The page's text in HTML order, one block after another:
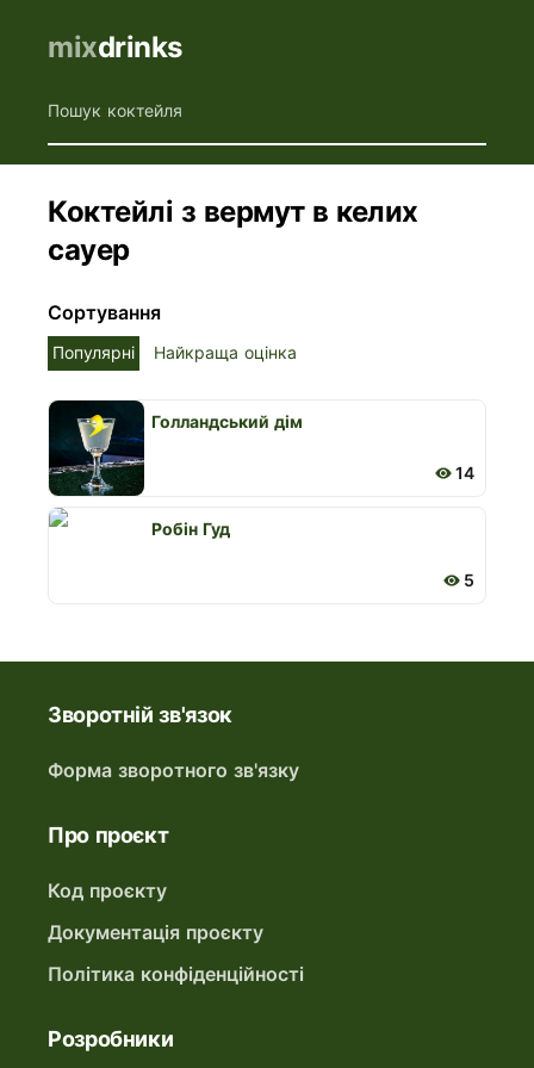
mixdrinks
Пошук коктейля
Коктейлі з вермут в келих
сауер
Сортування
Популярні Найкраща оцінка
14
Голландський дім
5
Робін Гуд
Зворотній зв'язок
Форма зворотного зв'язку
Про проєкт
Код проєкту
Документація проєкту
Політика конфіденційності
Розробники